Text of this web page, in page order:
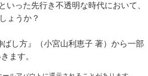
った先行き不透明な時代において、
ょうか？
し方』
（小宮山利恵子 著）から一部
ます。